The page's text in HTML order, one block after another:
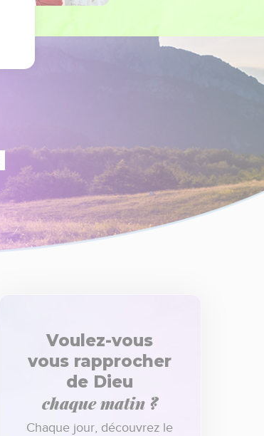
Voulez-vous
vous rapprocher
de Dieu
chaque matin ?
Chaque jour, découvrez le